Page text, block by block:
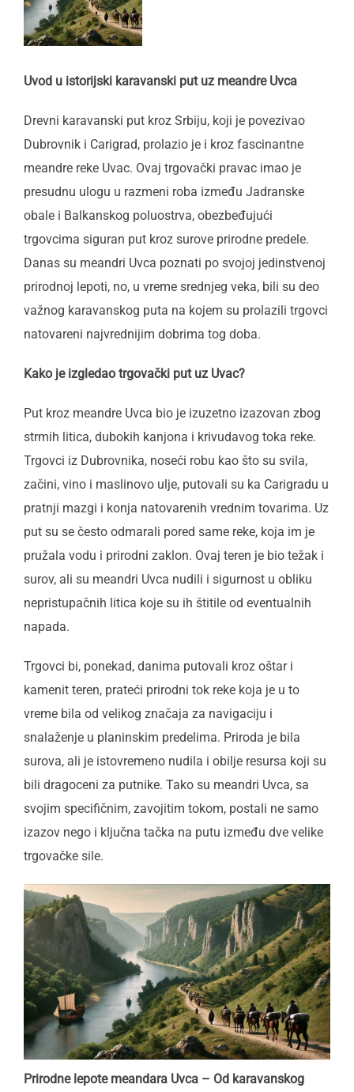
Uvod u istorijski karavanski put uz meandre Uvca
Drevni karavanski put kroz Srbiju, koji je povezivao
Dubrovnik i Carigrad, prolazio je i kroz fascinantne
meandre reke Uvac. Ovaj trgovački pravac imao je
presudnu ulogu u razmeni roba između Jadranske
obale i Balkanskog poluostrva, obezbeđujući
trgovcima siguran put kroz surove prirodne predele.
Danas su meandri Uvca poznati po svojoj jedinstvenoj
prirodnoj lepoti, no, u vreme srednjeg veka, bili su deo
važnog karavanskog puta na kojem su prolazili trgovci
natovareni najvrednijim dobrima tog doba.
Kako je izgledao trgovački put uz Uvac?
Put kroz meandre Uvca bio je izuzetno izazovan zbog
strmih litica, dubokih kanjona i krivudavog toka reke.
Trgovci iz Dubrovnika, noseći robu kao što su svila,
začini, vino i maslinovo ulje, putovali su ka Carigradu u
pratnji mazgi i konja natovarenih vrednim tovarima. Uz
put su se često odmarali pored same reke, koja im je
pružala vodu i prirodni zaklon. Ovaj teren je bio težak i
surov, ali su meandri Uvca nudili i sigurnost u obliku
nepristupačnih litica koje su ih štitile od eventualnih
napada.
Trgovci bi, ponekad, danima putovali kroz oštar i
kamenit teren, prateći prirodni tok reke koja je u to
vreme bila od velikog značaja za navigaciju i
snalaženje u planinskim predelima. Priroda je bila
surova, ali je istovremeno nudila i obilje resursa koji su
bili dragoceni za putnike. Tako su meandri Uvca, sa
svojim specifičnim, zavojitim tokom, postali ne samo
izazov nego i ključna tačka na putu između dve velike
trgovačke sile.
Prirodne lepote meandara Uvca – Od karavanskog